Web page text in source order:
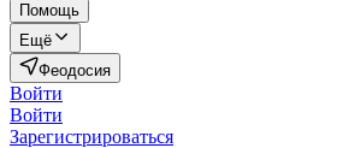
Помощь
Ещё
Феодосия
Войти
Войти
Зарегистрироваться